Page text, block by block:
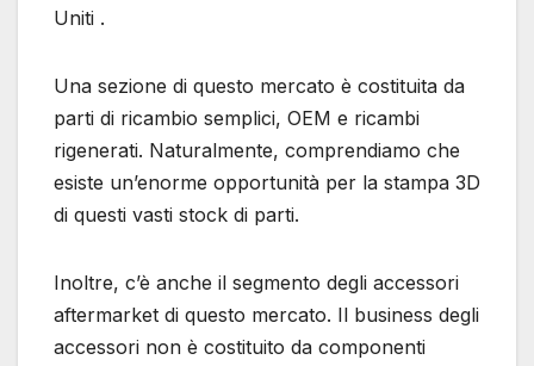
Uniti .
Una sezione di questo mercato è costituita da
parti di ricambio semplici, OEM e ricambi
rigenerati. Naturalmente, comprendiamo che
esiste un’enorme opportunità per la stampa 3D
di questi vasti stock di parti.
Inoltre, c’è anche il segmento degli accessori
aftermarket di questo mercato. Il business degli
accessori non è costituito da componenti